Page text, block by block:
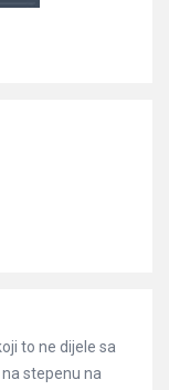
to ne dijele sa
stepenu na